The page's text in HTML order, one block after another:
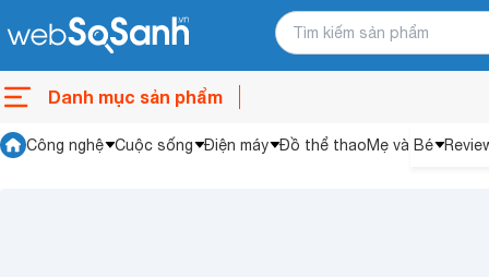
Danh mục sản phẩm
Công nghệ Cuộc sống Điện máy Đồ thể thaoMẹ và Bé